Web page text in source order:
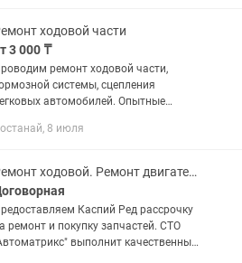
ходовой части
3 000 ₸
ремонт ходовой части,
системы, сцепления
автомобилей. Опытные
19, 1 улица, бокс 182
8 июля
Ремонт ходовой. Ремонт двигателей.
Каспий Ред рассрочку
ремонт и покупку запчастей. СТО
выполнит качественный